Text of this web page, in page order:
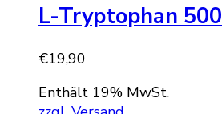
L-Tryptophan 500
€19,90
Enthält 19% MwSt.